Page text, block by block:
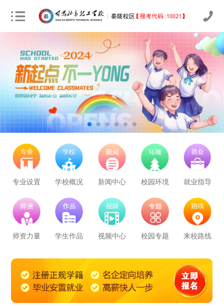
专业设置 学校概况 新闻中心 校园环境 就业指导
师资力量 学生作品 视频中心 校园专题 来校路线
学校里面的漂亮女孩子多不多呀
报名要带哪些东西
农业机械运维 30 24 技能证书+学历证书 立即预约
通信运营服务 30 24 技能证书+学历证书 立即预约
计算机应用与维修 50 41 技能证书+学历证书 立即预约
幼儿教育 150 122 技能证书+学历证书 立即预约
轨道交通车辆运检 50 41 技能证书+学历证书 立即预约
铁路客运服务 150 122 技能证书+学历证书 立即预约
立即预约
电子商务 30 24 技能证书+学历证书 立即预约
技能证书+学历证书 立即预约